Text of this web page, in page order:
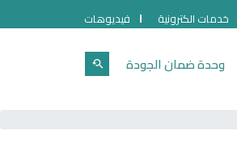
خدمات الكترونية فيديوهات
وحدة ضمان الجودة